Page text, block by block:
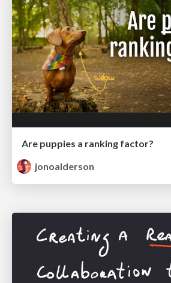
Are puppies a ranking factor?
jonoalderson